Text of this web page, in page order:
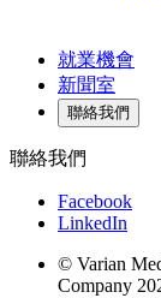
就業機會
新聞室
聯絡我們
聯絡我們
Facebook
LinkedIn
© Varian
Company